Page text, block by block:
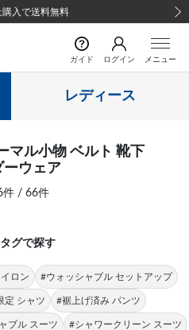
入で送料無料
ガイド ログイン メニュー
レディース
マル小物 ベルト 靴下
ーウェア
件 / 66件
グで探す
ロン #ウォッシャブル セットアップ
定 シャツ #裾上げ済み パンツ
ブル スーツ #シャワークリーン スーツ